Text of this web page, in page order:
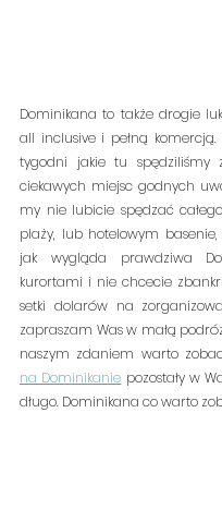
Dominikana to także drogie
all inclusive i pełną
tygodni jakie tu spędziliśmy
ciekawych miejsc godnych
my nie lubicie spędzać
plaży, lub hotelowym basenie,
jak wygląda prawdziwa
kurortami i nie chcecie
setki dolarów na
zapraszam Was w małą
naszym zdaniem warto
na Dominikanie pozostały w
długo. Dominikana co warto